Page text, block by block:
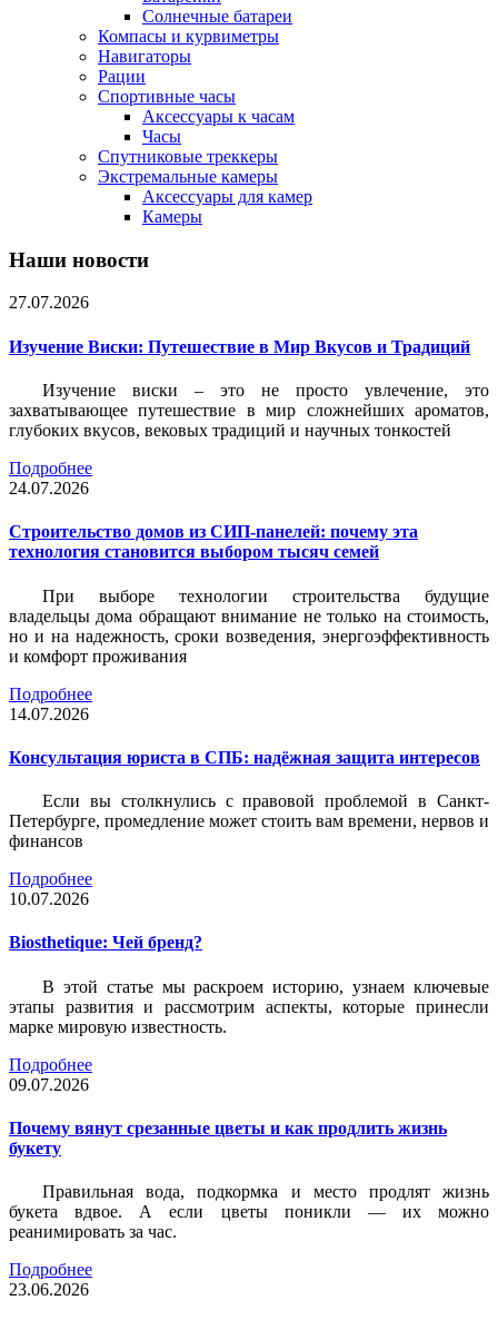
Солнечные батареи
Компасы и курвиметры
Навигаторы
Рации
Спортивные часы
Аксессуары к часам
Часы
Спутниковые треккеры
Экстремальные камеры
Аксессуары для камер
Камеры
Наши новости
27.07.2026
Изучение Виски: Путешествие в Мир Вкусов и Традиций
Изучение виски – это не просто увлечение, это
захватывающее путешествие в мир сложнейших ароматов,
глубоких вкусов, вековых традиций и научных тонкостей
Подробнее
24.07.2026
Строительство домов из СИП-панелей: почему эта
технология становится выбором тысяч семей
При выборе технологии строительства будущие
владельцы дома обращают внимание не только на стоимость,
но и на надежность, сроки возведения, энергоэффективность
и комфорт проживания
Подробнее
14.07.2026
Консультация юриста в СПБ: надёжная защита интересов
Если вы столкнулись с правовой проблемой в Санкт-
Петербурге, промедление может стоить вам времени, нервов и
финансов
Подробнее
10.07.2026
Biosthetique: Чей бренд?
В этой статье мы раскроем историю, узнаем ключевые
этапы развития и рассмотрим аспекты, которые принесли
марке мировую известность.
Подробнее
09.07.2026
Почему вянут срезанные цветы и как продлить жизнь
букету
Правильная вода, подкормка и место продлят жизнь
букета вдвое. А если цветы поникли — их можно
реанимировать за час.
Подробнее
23.06.2026